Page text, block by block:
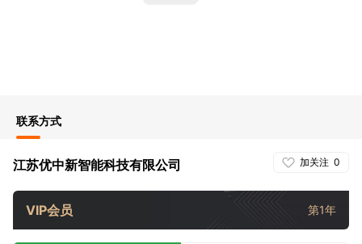
联系方式
加关注 0
江苏优中新智能科技有限公司
VIP会员 第1年